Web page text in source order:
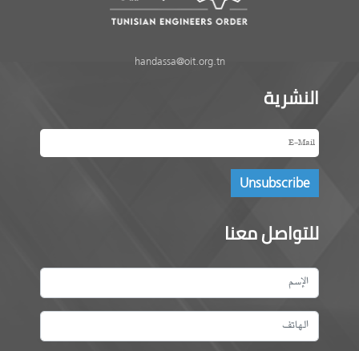
handassa@oit.org.tn
النشرية
للتواصل معنا